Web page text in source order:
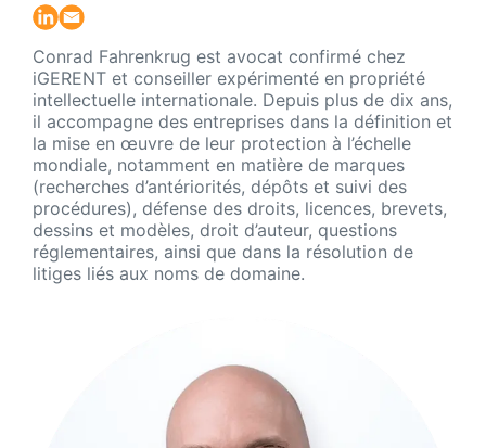
Conrad Fahrenkrug est avocat confirmé chez
iGERENT et conseiller expérimenté en propriété
intellectuelle internationale. Depuis plus de dix ans,
il accompagne des entreprises dans la définition et
la mise en œuvre de leur protection à l’échelle
mondiale, notamment en matière de marques
(recherches d’antériorités, dépôts et suivi des
procédures), défense des droits, licences, brevets,
dessins et modèles, droit d’auteur, questions
réglementaires, ainsi que dans la résolution de
litiges liés aux noms de domaine.